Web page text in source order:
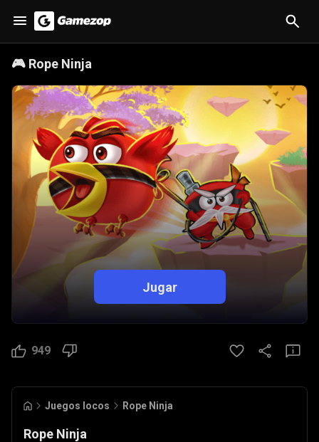
🎮 Rope Ninja
Jugar
949
Juegos locos Rope Ninja
Rope Ninja